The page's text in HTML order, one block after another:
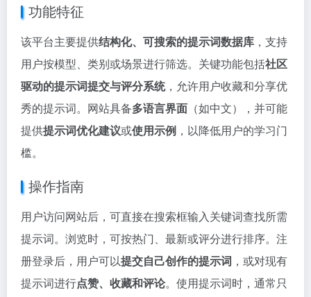
功能特征
该平台主要提供结构化、可搜索的提示词数据库 ，支持
用户按模型、类别或场景进行筛选。关键功能包括社区
驱动的提示词提交与评分系统，允许用户收藏和分享优
秀的提示词。网站具备多语言界面 （如中文），并可能
提供提示词优化建议或使用示例 ，以降低用户的学习门
槛。
操作指南
用户访问网站后，可直接在搜索框输入关键词查找所需
提示词。浏览时，可按热门、最新或评分进行排序。注
册登录后，用户可以提交自己创作的提示词 ，或对现有
提示词进行点赞、收藏和评论。使用提示词时，通常只